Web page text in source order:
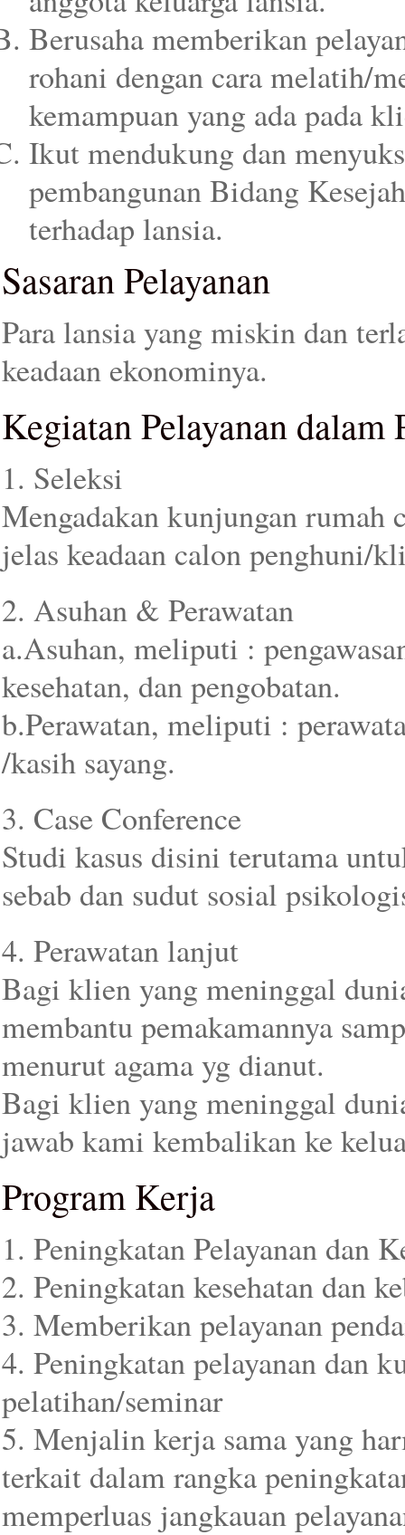
Berusaha memberikan
rohani dengan cara melatih/
kemampuan yang ada pada
Ikut mendukung dan
pembangunan Bidang
terhadap lansia.
Sasaran Pelayanan
Para lansia yang miskin dan
keadaan ekonominya.
Kegiatan Pelayanan dalam
1. Seleksi
Mengadakan kunjungan rumah
jelas keadaan calon penghuni/
2. Asuhan & Perawatan
a.Asuhan, meliputi :
kesehatan, dan pengobatan.
b.Perawatan, meliputi :
/kasih sayang.
3. Case Conference
Studi kasus disini terutama
sebab dan sudut sosial
4. Perawatan lanjut
Bagi klien yang meninggal
membantu pemakamannya
menurut agama yg dianut.
Bagi klien yang meninggal
jawab kami kembalikan ke
Program Kerja
1. Peningkatan Pelayanan dan
2. Peningkatan kesehatan dan
3. Memberikan pelayanan
4. Peningkatan pelayanan dan
pelatihan/seminar
5. Menjalin kerja sama yang
terkait dalam rangka
memperluas jangkauan